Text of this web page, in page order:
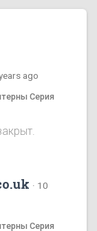
ago
Серия
· 10
Серия